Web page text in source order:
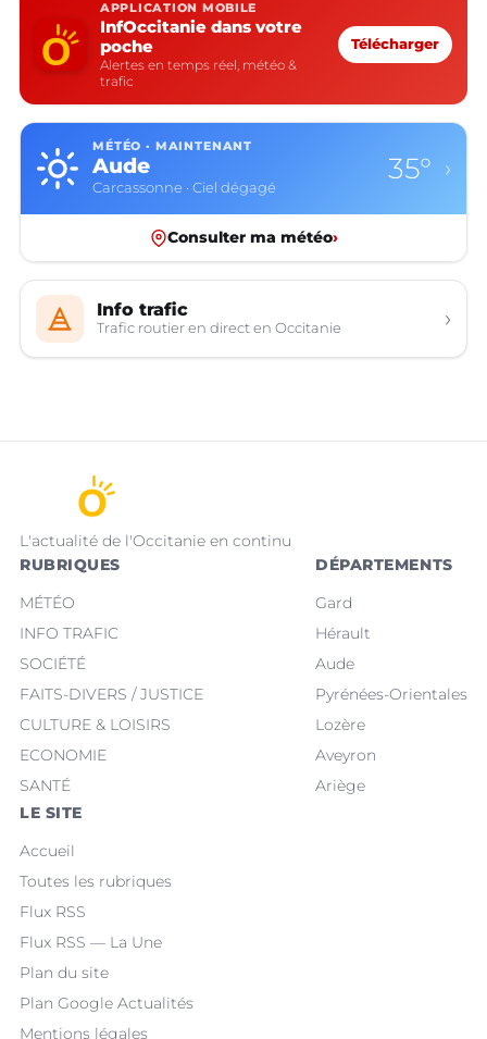
APPLICATION MOBILE
InfOccitanie dans votre
poche
Alertes en temps réel, météo &
trafic
Télécharger
MÉTÉO · MAINTENANT
Aude
Carcassonne · Ciel dégagé
35° ›
Consulter ma météo›
Info trafic
Trafic routier en direct en Occitanie ›
L'actualité de l'Occitanie en continu
RUBRIQUES
MÉTÉO
INFO TRAFIC
SOCIÉTÉ
FAITS-DIVERS / JUSTICE
CULTURE & LOISIRS
ECONOMIE
SANTÉ
DÉPARTEMENTS
Gard
Hérault
Aude
Pyrénées-Orientales
Lozère
Aveyron
Ariège
LE SITE
Accueil
Toutes les rubriques
Flux RSS
Flux RSS — La Une
Plan du site
Plan Google Actualités
Mentions légales